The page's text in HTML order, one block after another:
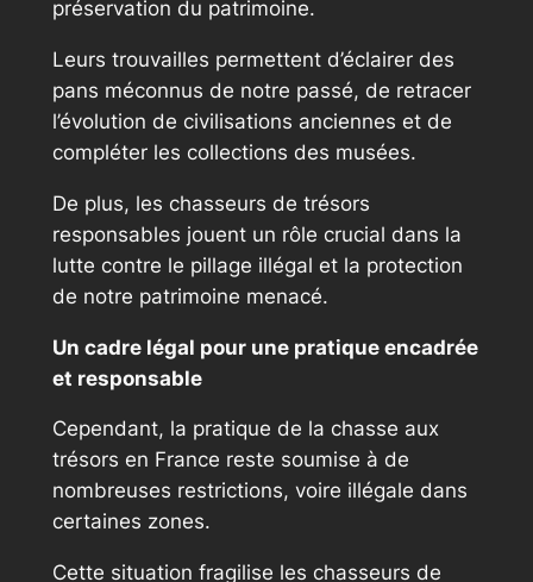
préservation du patrimoine.
Leurs trouvailles permettent d’éclairer des
pans méconnus de notre passé, de retracer
l’évolution de civilisations anciennes et de
compléter les collections des musées.
De plus, les chasseurs de trésors
responsables jouent un rôle crucial dans la
lutte contre le pillage illégal et la protection
de notre patrimoine menacé.
Un cadre légal pour une pratique encadrée
et responsable
Cependant, la pratique de la chasse aux
trésors en France reste soumise à de
nombreuses restrictions, voire illégale dans
certaines zones.
Cette situation fragilise les chasseurs de